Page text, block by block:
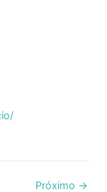
Próximo →